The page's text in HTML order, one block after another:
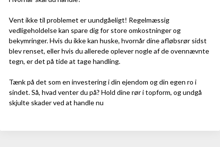
Vent ikke til problemet er uundgåeligt! Regelmæssig
vedligeholdelse kan spare dig for store omkostninger og
bekymringer. Hvis du ikke kan huske, hvornår dine afløbsrør sidst
blev renset, eller hvis du allerede oplever nogle af de ovennævnte
tegn, er det på tide at tage handling.
Tænk på det som en investering i din ejendom og din egen ro i
sindet. Så, hvad venter du på? Hold dine rør i topform, og undgå
skjulte skader ved at handle nu